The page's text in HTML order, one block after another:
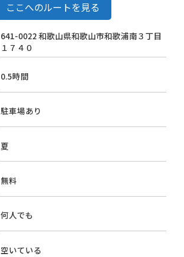
ここへのルートを見る
641-0022 和歌山県和歌山市和歌浦南３丁目
１７４０
0.5時間
駐車場あり
夏
無料
何人でも
空いている